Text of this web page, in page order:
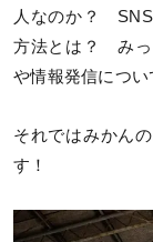
人なのか？ SNS
方法とは？ みっ
や情報発信につい
それではみかん
す！